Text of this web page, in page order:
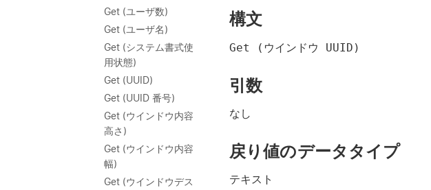
Get (ユーザ数)
Get (ユーザ名)
Get (システム書式使
用状態)
Get (UUID)
Get (UUID 番号)
Get (ウインドウ内容
高さ)
Get (ウインドウ内容
幅)
Get (ウインドウデス
構文
Get (ウインドウ UUID)
引数
なし
戻り値のデータタイプ
テキスト